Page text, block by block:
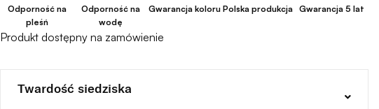
Odporność na
pleśń
Odporność na
wodę
Gwarancja koloru Polska produkcja Gwarancja 5 lat
Produkt dostępny na zamówienie
Twardość siedziska